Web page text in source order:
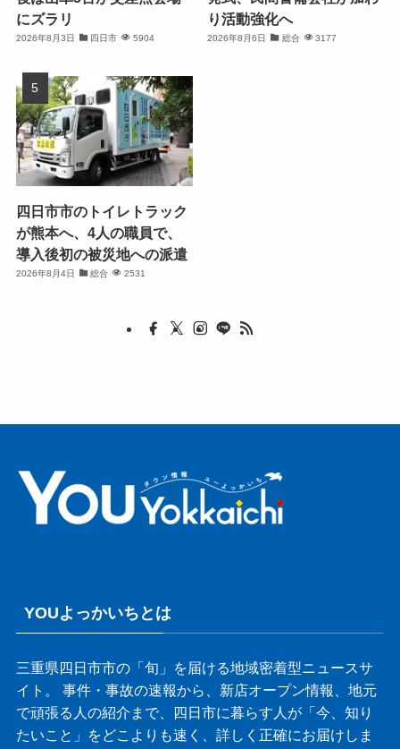
にズラリ
2026年8月3日 四日市 5904
り活動強化へ
2026年8月6日 総合 3177
四日市市のトイレトラック
が熊本へ、4人の職員で、
導入後初の被災地への派遣
2026年8月4日 総合 2531
YOUよっかいちとは
三重県四日市市の「旬」を届ける地域密着型ニュースサ
イト。 事件・事故の速報から、新店オープン情報、地元
で頑張る人の紹介まで、四日市に暮らす人が「今、知り
たいこと」をどこよりも速く、詳しく正確にお届けしま